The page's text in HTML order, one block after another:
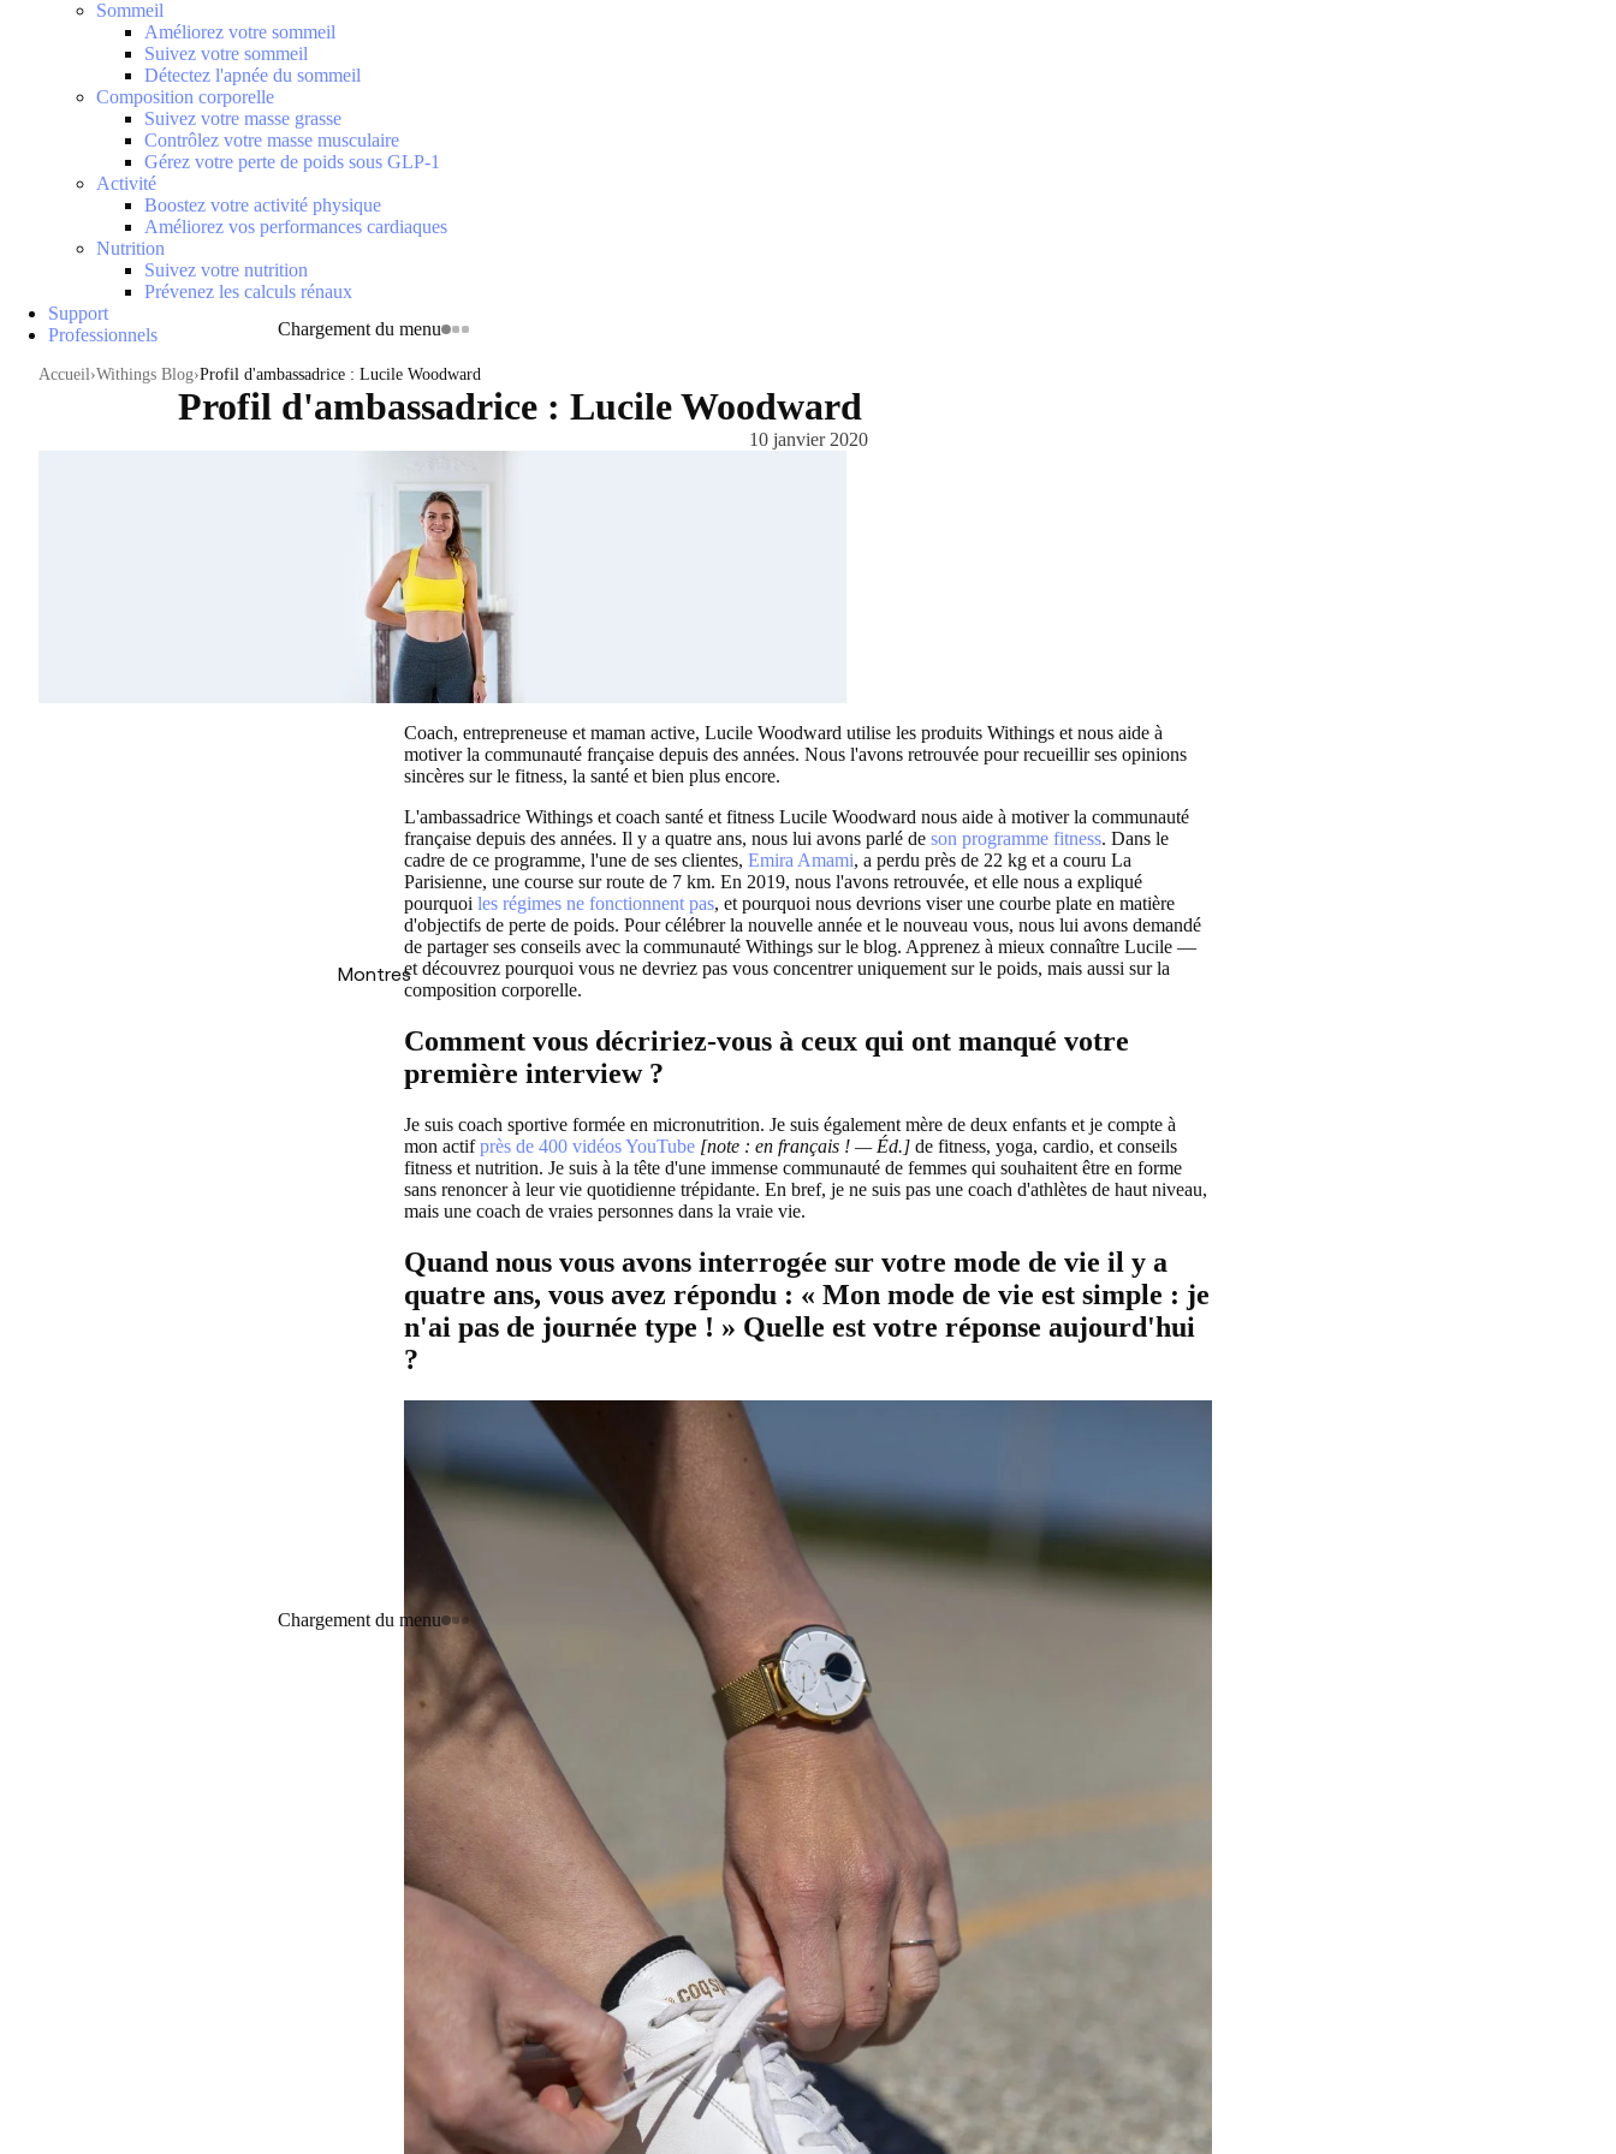
Chargement du menu
Montres
Chargement du menu
Sommeil
Améliorez votre sommeil
Suivez votre sommeil
Détectez l'apnée du sommeil
Composition corporelle
Suivez votre masse grasse
Contrôlez votre masse musculaire
Gérez votre perte de poids sous GLP-1
Activité
Boostez votre activité physique
Améliorez vos performances cardiaques
Nutrition
Suivez votre nutrition
Prévenez les calculs rénaux
Support
Professionnels
Accueil Withings Blog Profil d'ambassadrice : Lucile Woodward
Profil d'ambassadrice : Lucile Woodward
10 janvier 2020
Coach, entrepreneuse et maman active, Lucile Woodward utilise les produits Withings et nous aide à
motiver la communauté française depuis des années. Nous l'avons retrouvée pour recueillir ses opinions
sincères sur le fitness, la santé et bien plus encore.
L'ambassadrice Withings et coach santé et fitness Lucile Woodward nous aide à motiver la communauté
française depuis des années. Il y a quatre ans, nous lui avons parlé de son programme fitness. Dans le
cadre de ce programme, l'une de ses clientes, Emira Amami, a perdu près de 22 kg et a couru La
Parisienne, une course sur route de 7 km. En 2019, nous l'avons retrouvée, et elle nous a expliqué
pourquoi les régimes ne fonctionnent pas, et pourquoi nous devrions viser une courbe plate en matière
d'objectifs de perte de poids. Pour célébrer la nouvelle année et le nouveau vous, nous lui avons demandé
de partager ses conseils avec la communauté Withings sur le blog. Apprenez à mieux connaître Lucile —
et découvrez pourquoi vous ne devriez pas vous concentrer uniquement sur le poids, mais aussi sur la
composition corporelle.
Comment vous décririez-vous à ceux qui ont manqué votre
première interview ?
Je suis coach sportive formée en micronutrition. Je suis également mère de deux enfants et je compte à
mon actifprès de 400 vidéos YouTube [note : en français ! — Éd.] de fitness, yoga, cardio, et conseils
fitness et nutrition. Je suis à la tête d'une immense communauté de femmes qui souhaitent être en forme
sans renoncer à leur vie quotidienne trépidante. En bref, je ne suis pas une coach d'athlètes de haut niveau,
mais une coach de vraies personnes dans la vraie vie.
Quand nous vous avons interrogée sur votre mode de vie il y a
quatre ans, vous avez répondu : « Mon mode de vie est simple : je
n'ai pas de journée type ! » Quelle est votre réponse aujourd'hui
?